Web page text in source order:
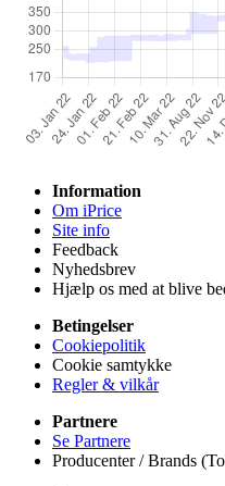
Information
Om iPrice
Site info
Feedback
Nyhedsbrev
Hjælp os med at blive
Betingelser
Cookiepolitik
Cookie samtykke
Regler & vilkår
Partnere
Se Partnere
Producenter / Brands